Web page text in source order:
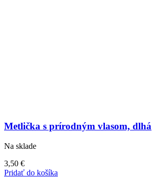
Metlička s prírodným vlasom, dlhá
Na sklade
3,50 €
Pridať do košíka